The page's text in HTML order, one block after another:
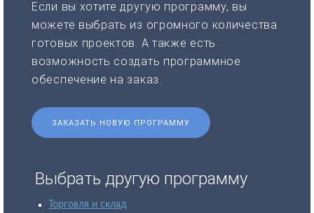
Если вы хотите другую программу, вы
можете выбрать из огромного количества
готовых проектов. А также есть
возможность создать программное
обеспечение на заказ.
ЗАКАЗАТЬ НОВУЮ ПРОГРАММУ
Выбрать другую программу
Торговля и склад